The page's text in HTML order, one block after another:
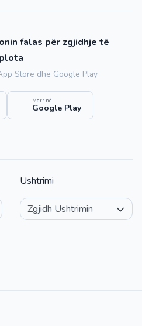
falas për zgjidhje të
plota
Store dhe Google Play
Merr në
Google Play
Ushtrimi